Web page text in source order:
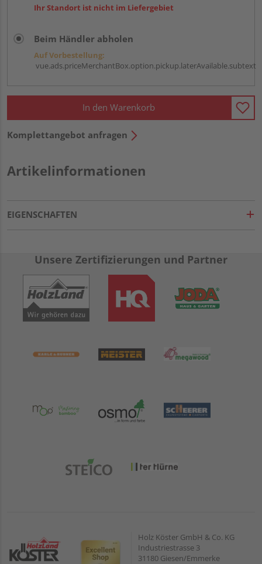
Ihr Standort ist nicht im Liefergebiet
Beim Händler abholen
Auf Vorbestellung:
vue.ads.priceMerchantBox.option.pickup.laterAvailable.subtext
In den Warenkorb
Komplettangebot anfragen
Artikelinformationen
EIGENSCHAFTEN
Unsere Zertifizierungen und Partner
Holz Köster GmbH & Co. KG
Industriestrasse 3
31180 Giesen/Emmerke